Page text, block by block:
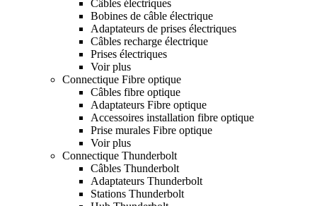
Câbles électriques
Bobines de câble électrique
Adaptateurs de prises électriques
Câbles recharge électrique
Prises électriques
Voir plus
Connectique Fibre optique
Câbles fibre optique
Adaptateurs Fibre optique
Accessoires installation fibre optique
Prise murales Fibre optique
Voir plus
Connectique Thunderbolt
Câbles Thunderbolt
Adaptateurs Thunderbolt
Stations Thunderbolt